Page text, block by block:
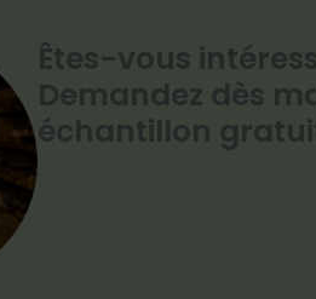
Êtes-vous
Demandez dès
échantillon